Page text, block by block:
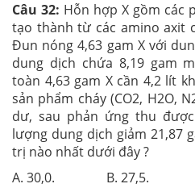
Câu 32: Hỗn hợp X gồm các
tạo thành từ các amino axit
Đun nóng 4,63 gam X với
dung dịch chứa 8,19 gam
toàn 4,63 gam X cần 4,2 lít
sản phẩm cháy (CO2, H2O,
dư, sau phản ứng thu
lượng dung dịch giảm 21,87
trị nào nhất dưới đây ?
A. 30,0. B. 27,5.